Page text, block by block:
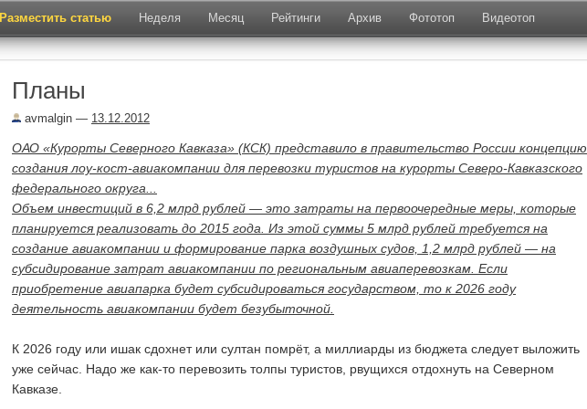
Разместить статью Неделя Месяц Рейтинги Архив Фототоп Видеотоп
Планы
avmalgin — 13.12.2012
ОАО «Курорты Северного Кавказа» (КСК) представило в правительство России концепцию
создания лоу-кост-авиакомпании для перевозки туристов на курорты Северо-Кавказского
федерального округа...
Объем инвестиций в 6,2 млрд рублей — это затраты на первоочередные меры, которые
планируется реализовать до 2015 года. Из этой суммы 5 млрд рублей требуется на
создание авиакомпании и формирование парка воздушных судов, 1,2 млрд рублей — на
субсидирование затрат авиакомпании по региональным авиаперевозкам. Если
приобретение авиапарка будет субсидироваться государством, то к 2026 году
деятельность авиакомпании будет безубыточной.
К 2026 году или ишак сдохнет или султан помрёт, а миллиарды из бюджета следует выложить
уже сейчас. Надо же как-то перевозить толпы туристов, рвущихся отдохнуть на Северном
Кавказе.